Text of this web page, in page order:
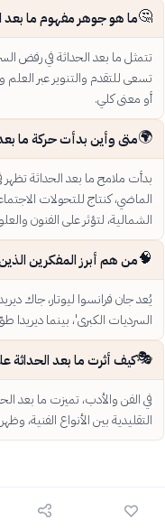
🤔ما هو جوهر مفهوم ما بعد
تتمثل ما بعد الحداثة في رفض
تسعى للتقدم والتنوير عبر
أو معنى كلي.
🌍متى وأين بدأت حركة ما بعد
بدأت ملامح ما بعد الحداثة
الماضي، كنتاج للتحولات
الشمالية، لتؤثر على الفنون
🧠من هم أبرز المفكرين
يُعد جان فرانسوا ليوتار، جاك
السرديات الكبرى'، بينما ديريدا
🎭كيف أثرت ما بعد الحداثة
في الفن والأدب، تميزت ما بعد
التقليدية بين الأنواع الفنية،